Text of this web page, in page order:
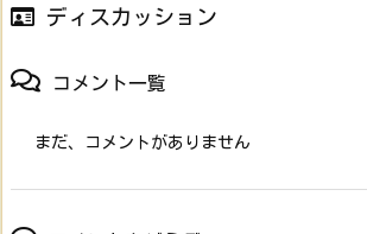
ディスカッション
コメント一覧
まだ、コメントがありません